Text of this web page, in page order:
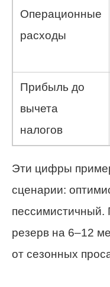
Операционные
расходы
Прибыль до
вычета
налогов
Эти цифры
сценарии:
резерв на 6–12
от сезонных